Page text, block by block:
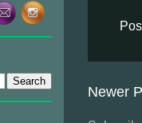
Newer